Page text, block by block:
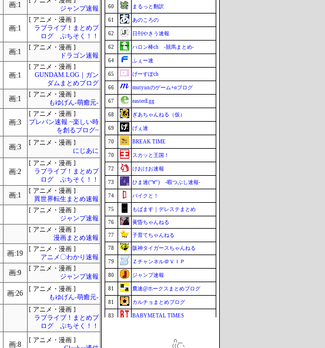
画:1
ジャンプ速報
画:1
[ アニメ・漫画 ]
ラブライブ！まとめブ
ログ ぷちそく！！
画:1
[ アニメ・漫画 ]
ドラゴン速報
画:1
[ アニメ・漫画 ]
GUNDAM.LOG｜ガン
ダムまとめブログ
画:1
[ アニメ・漫画 ]
もゆげん-萌癒元-
画:3
[ アニメ・漫画 ]
プレバン速報 ~楽しい時
を創るブログ~
画:3
[ アニメ・漫画 ]
にじあに
画:2
[ アニメ・漫画 ]
ラブライブ！まとめブ
ログ ぷちそく！！
画:1
[ アニメ・漫画 ]
異世界転生まとめ速報
[ アニメ・漫画 ]
ジャンプ速報
[ アニメ・漫画 ]
漫画まとめ速報
画:19
[ アニメ・漫画 ]
アニメ〇わかり速報
画:9
[ アニメ・漫画 ]
ジャンプ速報
画:26
[ アニメ・漫画 ]
もゆげん-萌癒元-
[ アニメ・漫画 ]
ラブライブ！まとめブ
ログ ぷちそく！！
画:8
[ アニメ・漫画 ]
60 まるっと翻訳
61 あのころの
62 日刊やきう速報
62 ハロン棒ch -競馬まとめ-
64 ふぇー速
65 げーすぽch
66 mutyunのゲーム+αブログ
67 easterEgg
68 ぎあちゃんねる（仮）
69 げぇ速
70 BREAK TIME
70 スカッと王国！
72 けおけお速報
73 ひま速(°∀°) -暇つぶし速報-
74 バイクと！
75 もばます｜デレステまとめ
76 黄昏ちゃんねる
77 子育てちゃんねる
78 阪神タイガースちゃんねる
79 Ｚチャンネル＠ＶＩＰ
80 ジャンプ速報
81 鷹速@ホークスまとめブログ
81 カルチョまとめブログ
83 BABYMETAL TIMES
footballnet【サッカー5chまとめ】